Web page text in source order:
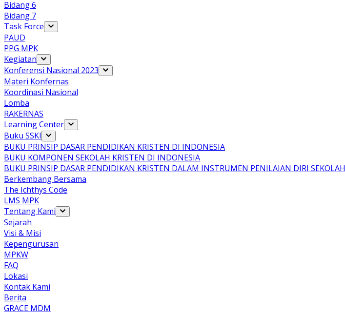
Bidang 6
Bidang 7
Task Force
PAUD
PPG MPK
Kegiatan
Konferensi Nasional 2023
Materi Konfernas
Koordinasi Nasional
Lomba
RAKERNAS
Learning Center
Buku SSKI
BUKU PRINSIP DASAR PENDIDIKAN KRISTEN DI INDONESIA
BUKU KOMPONEN SEKOLAH KRISTEN DI INDONESIA
BUKU PRINSIP DASAR PENDIDIKAN KRISTEN DALAM INSTRUMEN PENILAIAN DIRI SEKOLAH
Berkembang Bersama
The Ichthys Code
LMS MPK
Tentang Kami
Sejarah
Visi & Misi
Kepengurusan
MPKW
FAQ
Lokasi
Kontak Kami
Berita
GRACE MDM